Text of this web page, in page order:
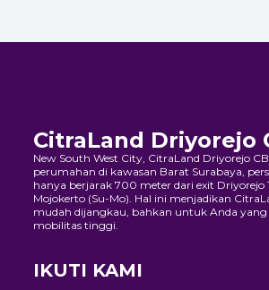
CitraLand Driyorejo
New South West City, CitraLand Driyorejo
perumahan di kawasan Barat Surabaya,
hanya berjarak 700 meter dari exit Driyorejo
Mojokerto (Su-Mo). Hal ini menjadikan
mudah dijangkau, bahkan untuk Anda
mobilitas tinggi.
IKUTI KAMI